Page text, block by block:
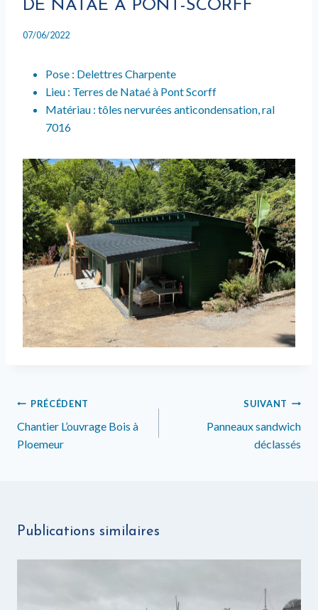
DE NATAÉ À PONT-SCORFF
07/06/2022
Pose : Delettres Charpente
Lieu : Terres de Nataé à Pont Scorff
Matériau : tôles nervurées anticondensation, ral
7016
Navigation
de
l’article
PRÉCÉDENT
Chantier L’ouvrage Bois à
Ploemeur
SUIVANT
Panneaux sandwich
déclassés
Publications similaires